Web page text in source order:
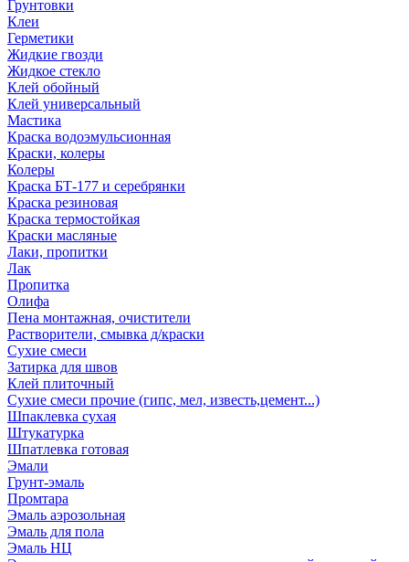
Грунтовки
Клеи
Герметики
Жидкие гвозди
Жидкое стекло
Клей обойный
Клей универсальный
Мастика
Краска водоэмульсионная
Краски, колеры
Колеры
Краска БТ-177 и серебрянки
Краска резиновая
Краска термостойкая
Краски масляные
Лаки, пропитки
Лак
Пропитка
Олифа
Пена монтажная, очистители
Растворители, смывка д/краски
Сухие смеси
Затирка для швов
Клей плиточный
Сухие смеси прочие (гипс, мел, известь,цемент...)
Шпаклевка сухая
Штукатурка
Шпатлевка готовая
Эмали
Грунт-эмаль
Промтара
Эмаль аэрозольная
Эмаль для пола
Эмаль НЦ